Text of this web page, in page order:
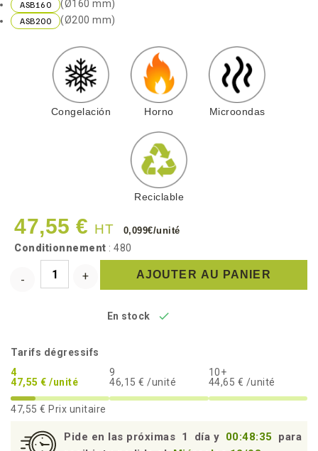
ASB160 (Ø160 mm)
ASB200 (Ø200 mm)
Congelación Horno Microondas
Reciclable
47,55 € HT 0,099€/unité
Conditionnement : 480
AJOUTER AU PANIER
En stock 
Tarifs dégressifs
4
47,55 € /unité
9
46,15 € /unité
10+
44,65 € /unité
47,55 € Prix unitaire
Pide en las próximas 1 día y 00:48:34
para